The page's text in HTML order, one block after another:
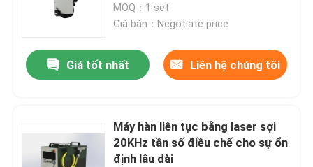
Video
Chương trình VR
Tham quan nhà máy
MOQ：1 set
Giá bán：Negotiate price
Giá tốt nhất Liên hệ chúng tôi
Máy hàn liên tục bằng laser sợi
20KHz tần số điều chế cho sự ổn
định lâu dài